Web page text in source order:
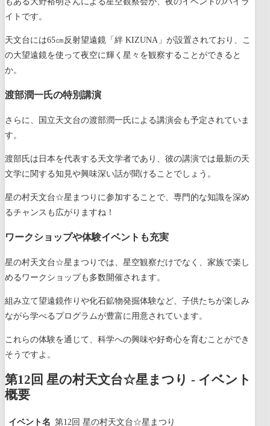
イトです。
天文台には65㎝反射望遠鏡「絆 KIZUNA」が設置されており、こ
の大望遠鏡を使って夜空に輝く星々を観察することができると
か。
渡部潤一氏の特別講演
さらに、国立天文台の渡部潤一氏による講演会も予定されていま
す。
渡部氏は日本を代表する天文学者であり、彼の講演では最新の天
文学に関する知見や興味深い話が聞けることでしょう。
星の村天文台☆星まつりに参加することで、専門的な知識を深め
るチャンスも広がりますね！
ワークショップや体験イベントも充実
星の村天文台☆星まつりでは、星空観察だけでなく、家族で楽し
めるワークショップも多数開催されます。
組み立て望遠鏡作りや化石鉱物発掘体験など、子供たちが楽しみ
ながら学べるプログラムが豊富に用意されています。
これらの体験を通じて、科学への興味や好奇心を育むことができ
そうですよ。
第12回 星の村天文台☆星まつり - イベント
概要
イベント名 第12回 星の村天文台☆星まつり